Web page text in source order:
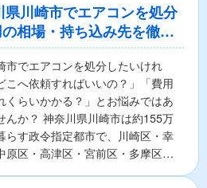
県川崎市でエアコンを処分
相場・持ち込み先を徹底
市でエアコンを処分したいけれ
こへ依頼すればいいの？」「費用
くらいかかる？」とお悩みではあ
んか？ 神奈川県川崎市は約155万
らす政令指定都市で、川崎区・幸
原区・高津区・宮前区・多摩区・